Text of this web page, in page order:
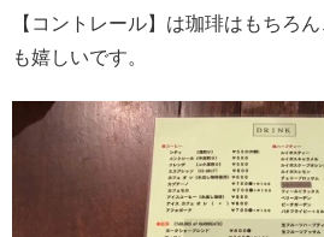
【コントレール】は珈琲はもちろ
も嬉しいです。